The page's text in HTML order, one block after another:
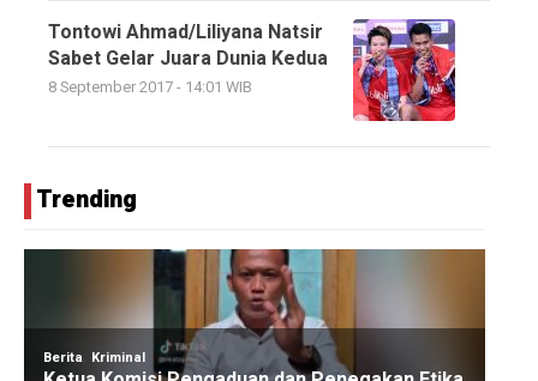
Tontowi Ahmad/Liliyana Natsir
Sabet Gelar Juara Dunia Kedua
8 September 2017 - 14:01 WIB
Trending